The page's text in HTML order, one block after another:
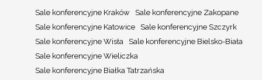
Sale konferencyjne Kraków
Sale konferencyjne Zakopane
Sale konferencyjne Katowice
Sale konferencyjne Szczyrk
Sale konferencyjne Wisła
Sale konferencyjne Bielsko-Biała
Sale konferencyjne Wieliczka
Sale konferencyjne Białka Tatrzańska